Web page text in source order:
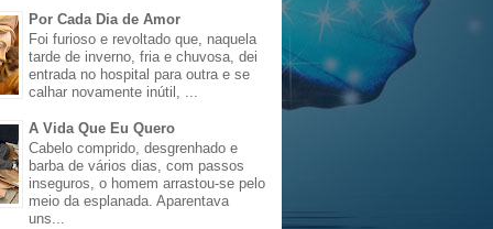
Por Cada Dia de Amor
Foi furioso e revoltado que, naquela
tarde de inverno, fria e chuvosa, dei
entrada no hospital para outra e se
calhar novamente inútil, ...
A Vida Que Eu Quero
Cabelo comprido, desgrenhado e
barba de vários dias, com passos
inseguros, o homem arrastou-se pelo
meio da esplanada. Aparentava
uns...